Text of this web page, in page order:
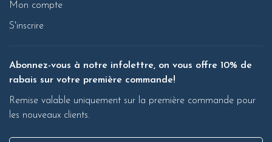
Mon compte
S'inscrire
Abonnez-vous à notre infolettre, on vous offre 10% de
rabais sur votre première commande!
Remise valable uniquement sur la première commande pour
les nouveaux clients.